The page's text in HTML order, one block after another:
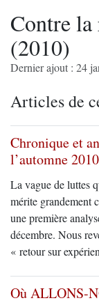
Contre la
(2010)
Dernier ajout : 24
Articles de
Chronique et
l’automne
La vague de luttes
mérite grandement
une première
décembre. Nous
« retour sur
Où ALLONS-